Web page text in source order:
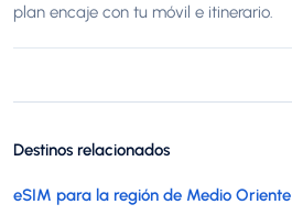
plan encaje con tu móvil e itinerario.
Destinos relacionados
eSIM para la región de Medio Oriente